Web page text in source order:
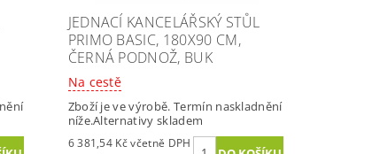
JEDNACÍ KANCELÁŘSKÝ STŮL
PRIMO BASIC, 180X90 CM,
ČERNÁ PODNOŽ, BUK
Na cestě
Zboží je ve výrobě. Termín naskladnění
níže.Alternativy skladem
6 381,54 Kč včetně DPH